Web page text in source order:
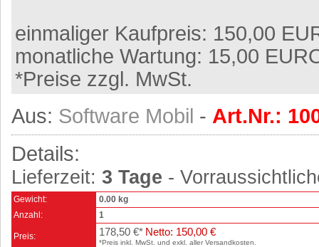
einmaliger Kaufpreis: 150,00
monatliche Wartung: 15,00
*Preise zzgl. MwSt.
Aus: Software Mobil - Art.Nr.:
Details:
Lieferzeit: 3 Tage -
Gewicht:
0.00 kg
Anzahl:
1
Preis: 178,50 €* Netto: 150,00 €
*Preis inkl. MwSt. und exkl. aller Versandkosten.